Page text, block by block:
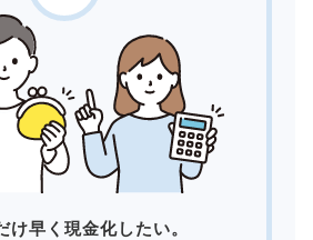
け早く現金化したい。